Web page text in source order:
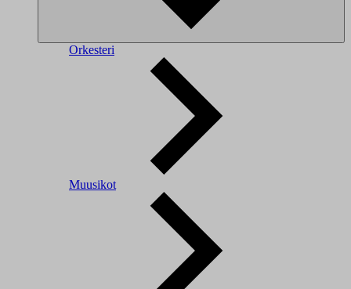
Orkesteri
Muusikot